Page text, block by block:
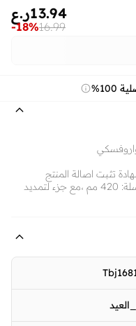
ر.ع13.94
16.99
-18%
100%
تثبت اصالة المنتج
، اابعاد العقد: 7 × 7 × 4 مم ، طول السلسلة: 420 مم ،مع جزء لتمديد